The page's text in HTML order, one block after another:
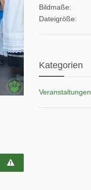
Bildmaße
Dateigröße
Kategorien
Veranstaltungen